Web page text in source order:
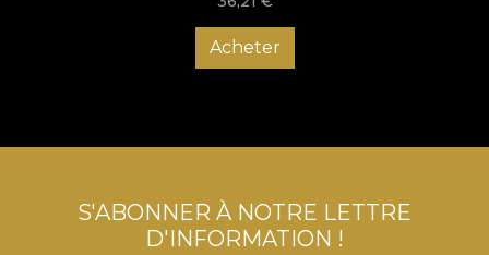
Acheter
S'ABONNER À NOTRE LETTRE
D'INFORMATION !